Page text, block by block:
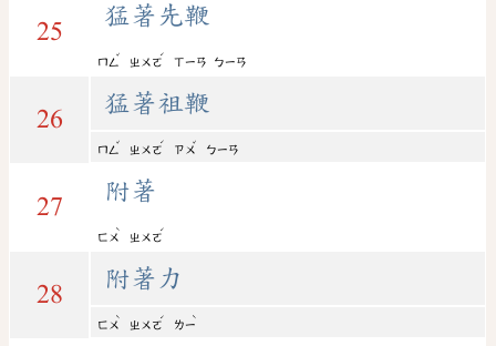
25
猛著先鞭
ㄇㄥ
ˇ
ㄓㄨㄛ
ˊ
ㄒㄧㄢ ㄅㄧㄢ
26
猛著祖鞭
ㄇㄥ
ˇ
ㄓㄨㄛ
ˊ
ㄗㄨ
ˇ
ㄅㄧㄢ
27
附著
ㄈㄨ
ˋ
ㄓㄨㄛ
ˊ
28
附著力
ㄈㄨ
ˋ
ㄓㄨㄛ
ˊ
ㄌㄧ
ˋ